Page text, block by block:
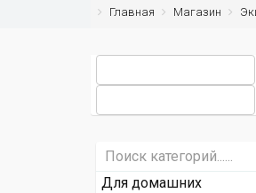
Главная Магазин
Для домашних